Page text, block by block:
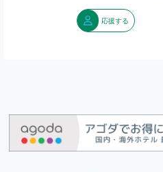
応援する